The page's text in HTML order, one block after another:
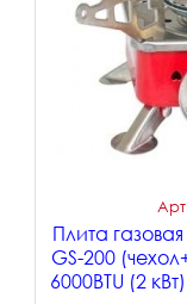
Плита
GS-200
6000BTU (2